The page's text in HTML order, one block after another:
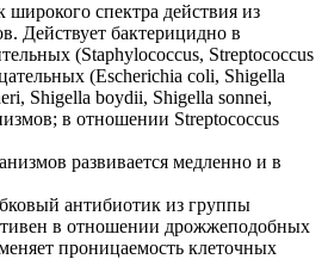
спектра действия из
Действует бактерицидно в
(Staphylococcus, Streptococcus
(Escherichia coli, Shigella
Shigella boydii, Shigella sonnei,
в отношении Streptococcus
развивается медленно и в
антибиотик из группы
в отношении дрожжеподобных
проницаемость клеточных